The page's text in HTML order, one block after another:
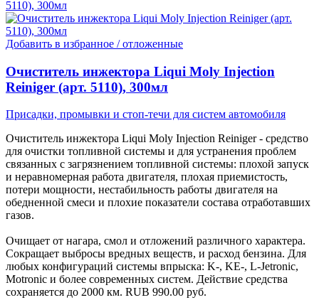
Добавить в избранное / отложенные
Очиститель инжектора Liqui Moly Injection
Reiniger (арт. 5110), 300мл
Присадки, промывки и стоп-течи для систем автомобиля
Очиститель инжектора Liqui Moly Injection Reiniger - средство
для очистки топливной системы и для устранения проблем
связанных с загрязнением топливной системы: плохой запуск
и неравномерная работа двигателя, плохая приемистость,
потери мощности, нестабильность работы двигателя на
обедненной смеси и плохие показатели состава отработавших
газов.
Очищает от нагара, смол и отложений различного характера.
Сокращает выбросы вредных веществ, и расход бензина. Для
любых конфигураций системы впрыска: K-, KE-, L-Jetronic,
Motronic и более современных систем. Действие средства
сохраняется до 2000 км. RUB 990.00 руб.